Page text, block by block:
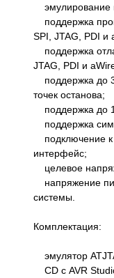
эмулирование
поддержка
SPI, JTAG, PDI и
поддержка
JTAG, PDI и
поддержка до
точек останова;
поддержка до
поддержка
подключение к
интерфейс;
целевое
напряжение
системы.
Комплектация:
эмулятор
CD с AVR